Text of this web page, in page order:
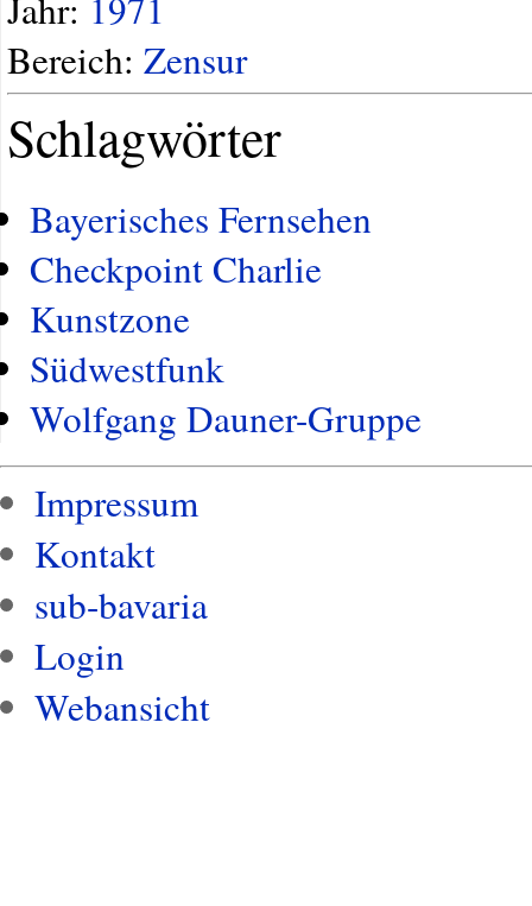
Bereich: Zensur
Schlagwörter
Bayerisches Fernsehen
Checkpoint Charlie
Kunstzone
Südwestfunk
Wolfgang Dauner-Gruppe
Impressum
Kontakt
sub-bavaria
Login
Webansicht